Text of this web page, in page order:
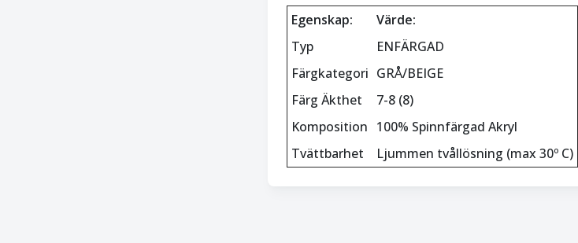
Egenskap:
Värde:
Typ
ENFÄRGAD
Färgkategori GRÅ/BEIGE
Färg Äkthet
7-8 (8)
Komposition 100% Spinnfärgad Akryl
Tvättbarhet
Ljummen tvållösning (max 30º C)